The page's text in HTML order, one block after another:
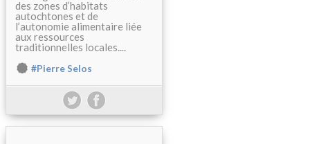
des zones d’habitats
autochtones et de
l’autonomie alimentaire liée
aux ressources
traditionnelles locales....
#Pierre Selos